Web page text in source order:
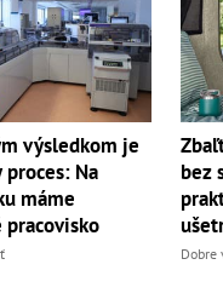
výsledkom je
Na
máme
pracovisko
bez
Dobre